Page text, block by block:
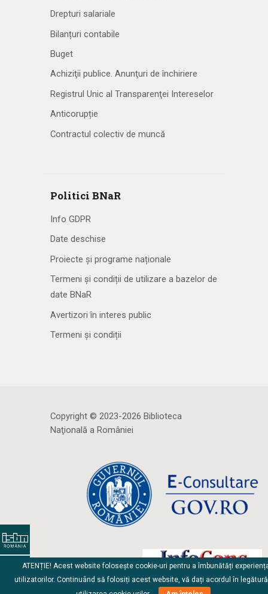
Drepturi salariale
Bilanțuri contabile
Buget
Achiziţii publice. Anunţuri de închiriere
Registrul Unic al Transparenţei Intereselor
Anticorupție
Contractul colectiv de muncă
Politici BNaR
Info GDPR
Date deschise
Proiecte și programe naționale
Termeni și condiții de utilizare a bazelor de
date BNaR
Avertizori în interes public
Termeni și condiții
Copyright © 2023-2026 Biblioteca
Naţională a României
ATENȚIE! Acest website folosește cookie-uri pentru a îmbunătăți
utilizatorilor. Continuând să folosiți acest website, vă dați acordul în